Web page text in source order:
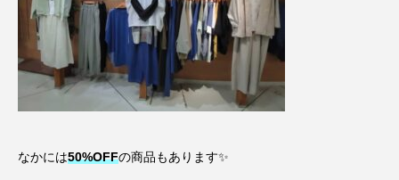
なかには50%OFFの商品もあります✨